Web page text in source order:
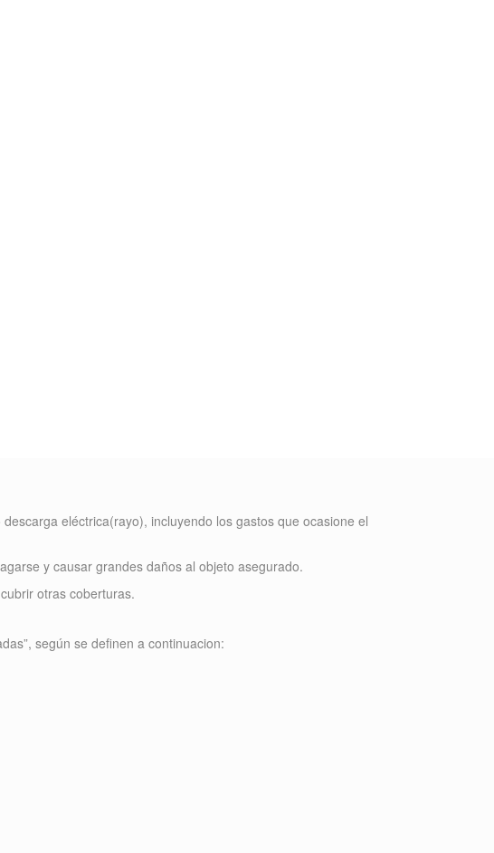
eléctrica(rayo), incluyendo los gastos que ocasione el
y causar grandes daños al objeto asegurado.
otras coberturas.
según se definen a continuacion: